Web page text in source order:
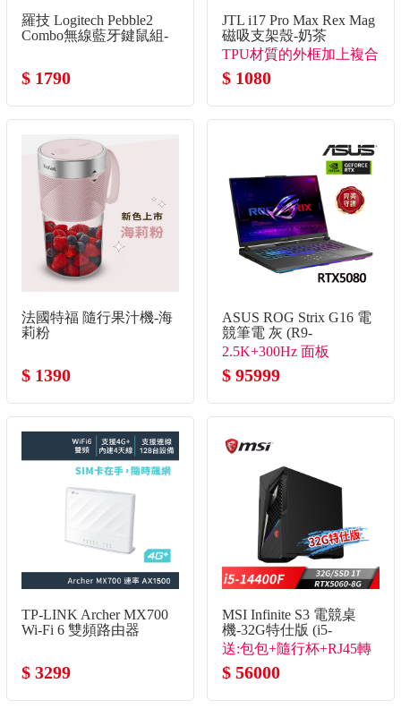
羅技 Logitech Pebble2
Combo無線藍牙鍵鼠組-
$ 1790
JTL i17 Pro Max Rex Mag
磁吸支架殼-奶茶
TPU材質的外框加上複合
背板
$ 1080
法國特福 隨行果汁機-海
莉粉
$ 1390
ASUS ROG Strix G16 電
競筆電 灰 (R9-
8940HX/16G/1TB
SSD/GeForce RTX5080)
2.5K+300Hz 面板
$ 95999
TP-LINK Archer MX700
Wi-Fi 6 雙頻路由器
$ 3299
MSI Infinite S3 電競桌
機-32G特仕版 (i5-
14400F/32G/1T
SSD/RTX5060-8G/Win11)
送:包包+隨行杯+RJ45轉
接線
$ 56000